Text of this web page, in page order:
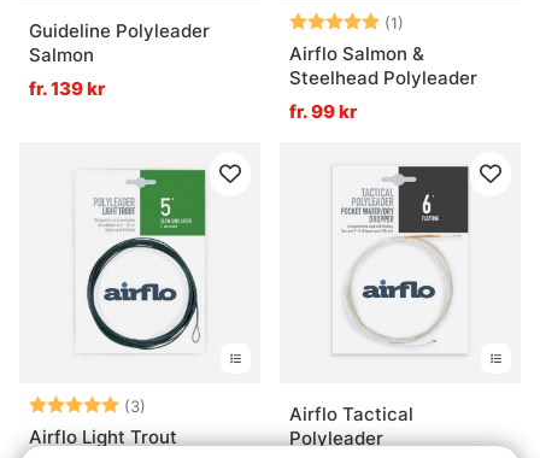
Guideline Polyleader
Salmon
fr. 139 kr
Betyg: (1)
Airflo Salmon &
Steelhead Polyleader
fr. 99 kr
Betyg: (3)
5.0 utav 5 stjärnor
Airflo Light Trout
Airflo Tactical
Polyleader